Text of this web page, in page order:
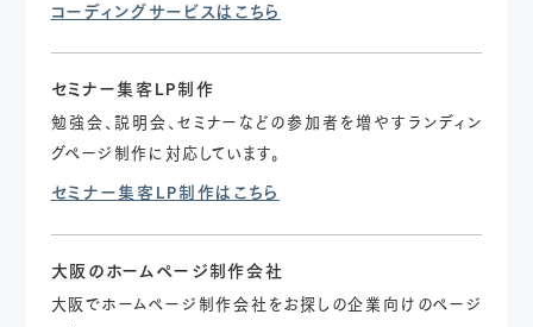
コーディングサービスはこちら
セミナー集客LP制作
勉強会、説明会、セミナーなどの参加者を増やすランディン
グページ制作に対応しています。
セミナー集客LP制作はこちら
大阪のホームページ制作会社
大阪でホームページ制作会社をお探しの企業向けのページ